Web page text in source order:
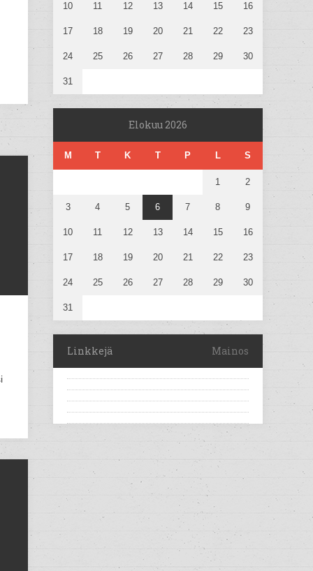
10 11 12 13 14 15 16
17 18 19 20 21 22 23
24 25 26 27 28 29 30
31
Elokuu 2026
M T K T P L S
1 2
3 4 5 6 7 8 9
10 11 12 13 14 15 16
17 18 19 20 21 22 23
24 25 26 27 28 29 30
31
Linkkejä Mainos